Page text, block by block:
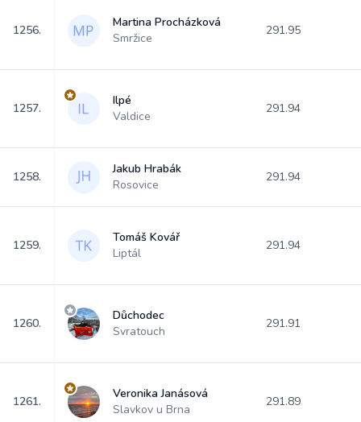
1256.
Martina Procházková
Smržice
291.95
1257.
Ilpé
Valdice
291.94
1258.
Jakub Hrabák
Rosovice
291.94
1259.
Tomáš Kovář
Liptál
291.94
1260.
Důchodec
Svratouch
291.91
1261.
Veronika Janásová
Slavkov u Brna
291.89